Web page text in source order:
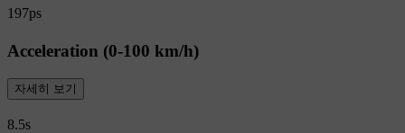
197ps
Acceleration (0-100 km/h)
자세히 보기
8.5s